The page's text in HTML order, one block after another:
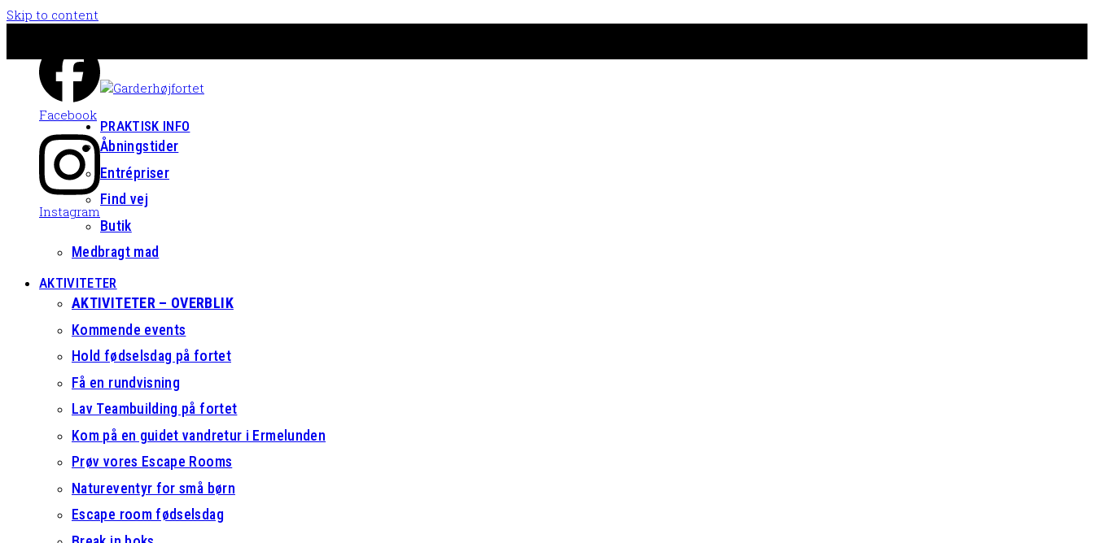
Skip to content
Facebook
Instagram
PRAKTISK INFO
Åbningstider
Entrépriser
Find vej
Butik
Medbragt mad
AKTIVITETER
AKTIVITETER – OVERBLIK
Kommende events
Hold fødselsdag på fortet
Få en rundvisning
Lav Teambuilding på fortet
Kom på en guidet vandretur i Ermelunden
Prøv vores Escape Rooms
Natureventyr for små børn
Escape room fødselsdag